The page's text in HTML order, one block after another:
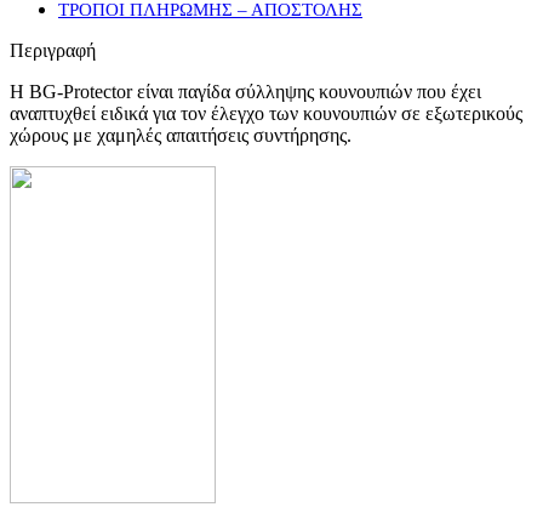
ΤΡΟΠΟΙ ΠΛΗΡΩΜΗΣ – ΑΠΟΣΤΟΛΗΣ
Περιγραφή
Η BG-Protector είναι παγίδα σύλληψης κουνουπιών που έχει
αναπτυχθεί ειδικά για τον έλεγχο των κουνουπιών σε εξωτερικούς
χώρους με χαμηλές απαιτήσεις συντήρησης.